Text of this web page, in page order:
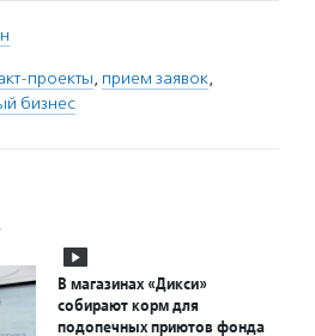
проекты, прием заявок,
бизнес
В магазинах «Дикси»
собирают корм для
подопечных приютов фонда